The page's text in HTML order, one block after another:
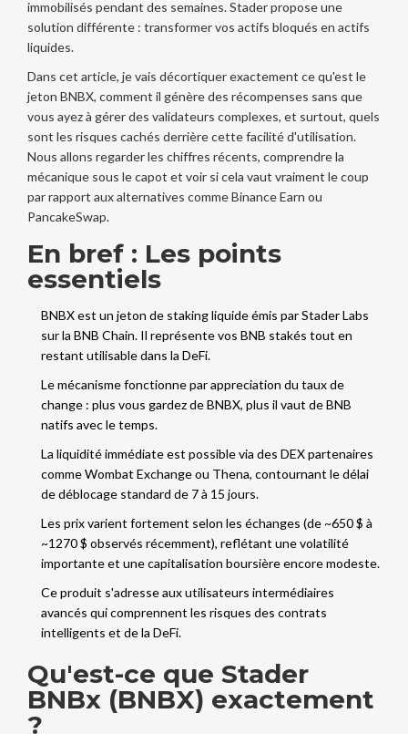
immobilisés pendant des semaines. Stader propose une
solution différente : transformer vos actifs bloqués en actifs
liquides.
Dans cet article, je vais décortiquer exactement ce qu'est le
jeton BNBX, comment il génère des récompenses sans que
vous ayez à gérer des validateurs complexes, et surtout, quels
sont les risques cachés derrière cette facilité d'utilisation.
Nous allons regarder les chiffres récents, comprendre la
mécanique sous le capot et voir si cela vaut vraiment le coup
par rapport aux alternatives commeBinance Earn ou
PancakeSwap.
En bref : Les points
essentiels
BNBX est un jeton de staking liquide émis par Stader Labs
sur la BNB Chain.Il représente vos BNB stakés tout en
restant utilisable dans la DeFi.
Le mécanisme fonctionne par appreciation du taux de
change : plus vous gardez de BNBX, plus il vaut de BNB
natifs avec le temps.
La liquidité immédiate est possible via des DEX partenaires
commeWombat Exchangeou Thena, contournant le délai
de déblocage standard de 7 à 15 jours.
Les prix varient fortement selon les échanges (de ~650 $ à
~1270 $ observés récemment), reflétant une volatilité
importante et une capitalisation boursière encore modeste.
Ce produit s'adresse aux utilisateurs intermédiaires
avancés qui comprennent les risques des contrats
intelligents et de la DeFi.
Qu'est-ce que Stader
BNBx (BNBX) exactement
?